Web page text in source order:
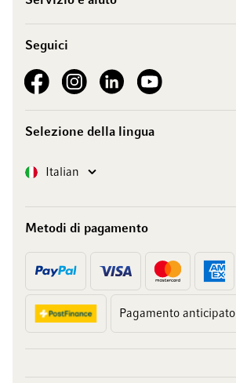
Seguici
See our FacebookSee our Instagram account
See our LinkedInSee our YouTube channel
Selezione della lingua
Lingua Italian
Metodi di pagamento
Pagamento anticipato